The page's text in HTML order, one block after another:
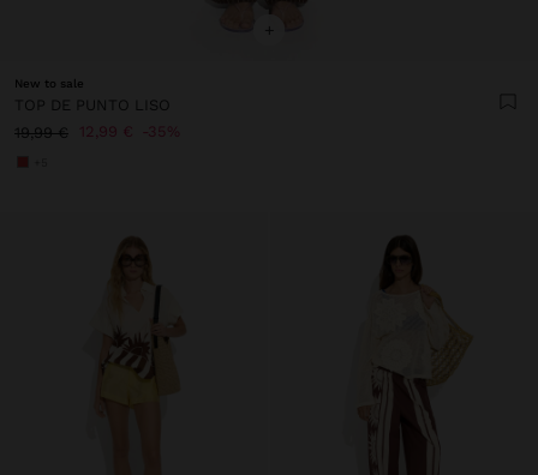
+
New to sale
TOP DE PUNTO LISO
19,99 €
12,99 € 35%